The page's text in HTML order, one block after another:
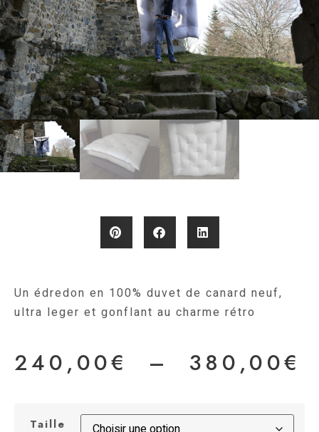
Un édredon en 100% duvet de canard neuf,
ultra leger et gonflant au charme rétro
240,00€ – 380,00€
Taille